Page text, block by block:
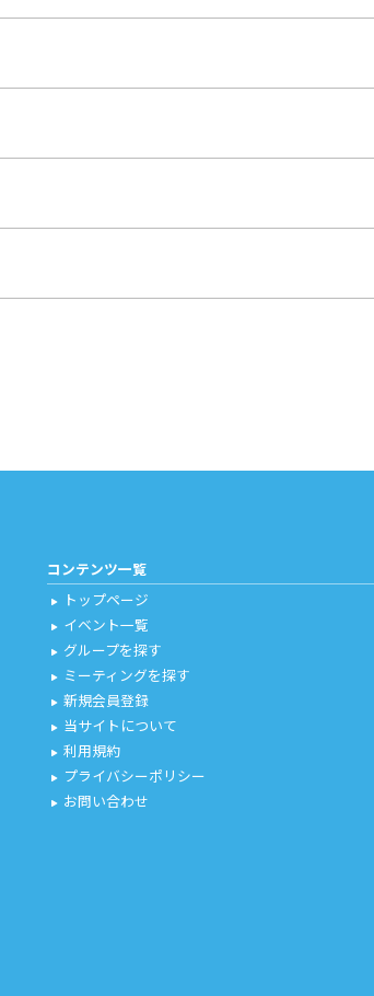
コンテンツ一覧
play_arrow トップページ
play_arrow イベント一覧
play_arrow グループを探す
play_arrow ミーティングを探す
play_arrow 新規会員登録
play_arrow 当サイトについて
play_arrow 利用規約
play_arrow プライバシーポリシー
play_arrow お問い合わせ